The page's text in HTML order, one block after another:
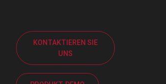
KONTAKTIEREN SIE
UNS